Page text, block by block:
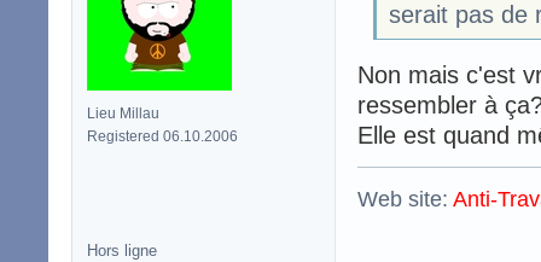
Lieu Millau
Registered 06.10.2006
serait pas de
Non mais c'est
ressembler à
Elle est quand
Web site: Anti-
Hors ligne